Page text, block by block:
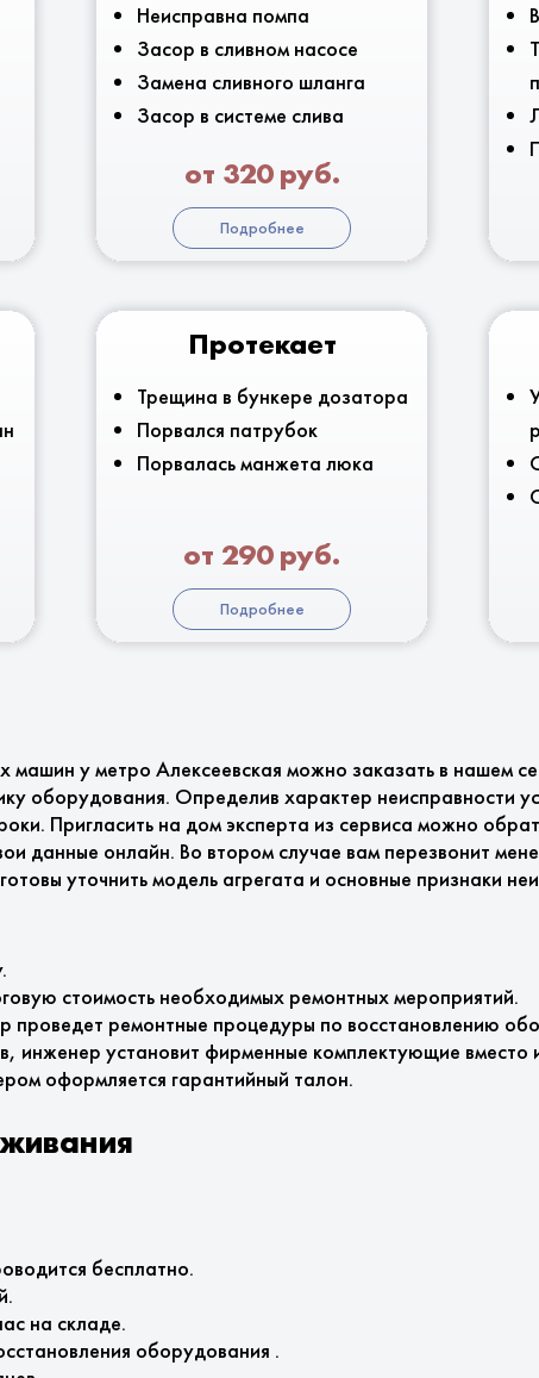
Подробнее
от 320 руб.
Неисправна помпа
Засор в сливном насосе
Замена сливного шланга
Засор в системе слива
Протекает
Трещина в бункере дозатора
Порвался патрубок
Порвалась манжета люка
от 290 руб.
Подробнее
машин у метро Алексеевская можно заказать в нашем
оборудования. Определив характер неисправности
Пригласить на дом эксперта из сервиса можно
данные онлайн. Во втором случае вам перезвонит
уточнить модель агрегата и основные признаки
стоимость необходимых ремонтных мероприятий.
проведет ремонтные процедуры по восстановлению
инженер установит фирменные комплектующие вместо
оформляется гарантийный талон.
бесплатно.
на складе.
оборудования .